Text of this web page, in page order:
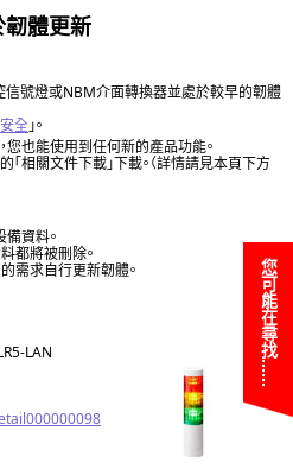
您可能在尋找……
韌體更新
號燈或NBM介面轉換器並處於較早的韌體
全」。
也能使用到任何新的產品功能。
相關文件下載」下載。（詳情請見本頁下方
資料。
都將被刪除。
需求自行更新韌體。
LAN